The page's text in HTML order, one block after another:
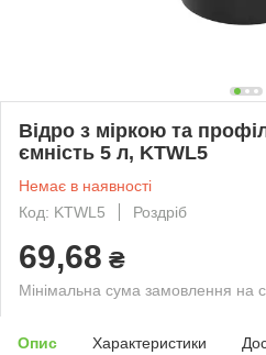
Відро з міркою та
ємність 5 л, KTWL5
Немає в наявності
Код: KTWL5
Роздріб
69,68 ₴
Мінімальна сума замовлення на
Опис Характеристики